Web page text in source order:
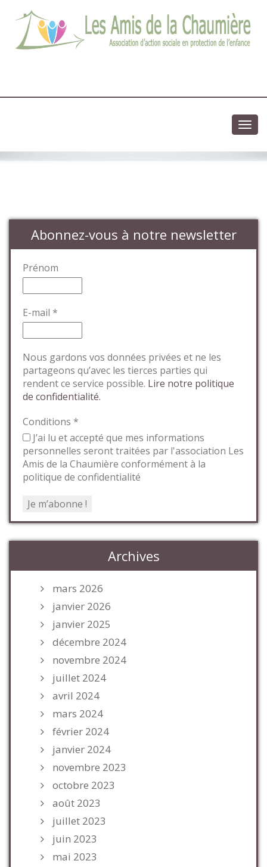
Abonnez-vous à notre newsletter
Prénom
E-mail *
Nous gardons vos données privées et ne les
partageons qu’avec les tierces parties qui
rendent ce service possible. Lire notre politique
de confidentialité.
Conditions *
J’ai lu et accepté que mes informations
personnelles seront traitées par l'association Les
Amis de la Chaumière conformément à la
politique de confidentialité
Archives
mars 2026
janvier 2026
janvier 2025
décembre 2024
novembre 2024
juillet 2024
avril 2024
mars 2024
février 2024
janvier 2024
novembre 2023
octobre 2023
août 2023
juillet 2023
juin 2023
mai 2023